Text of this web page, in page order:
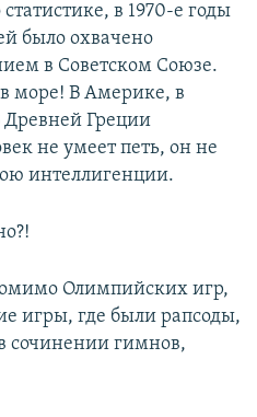
в 1970-е годы
было охвачено
в Советском Союзе.
в море! В Америке, в
Древней Греции
не умеет петь, он не
интеллигенции.
Олимпийских игр,
игры, где были рапсоды,
сочинении гимнов,